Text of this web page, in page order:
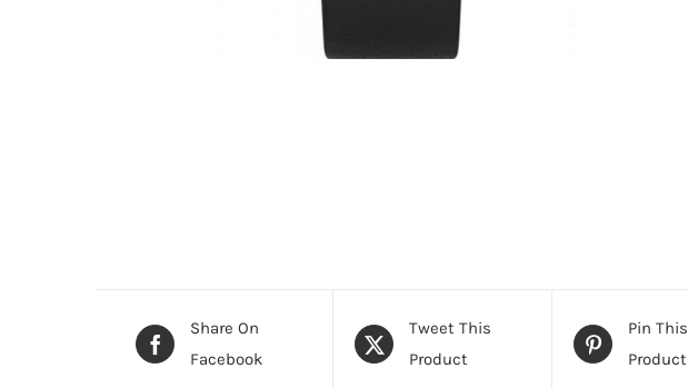
Share On
Facebook
Tweet This
Product
Pin This
Product